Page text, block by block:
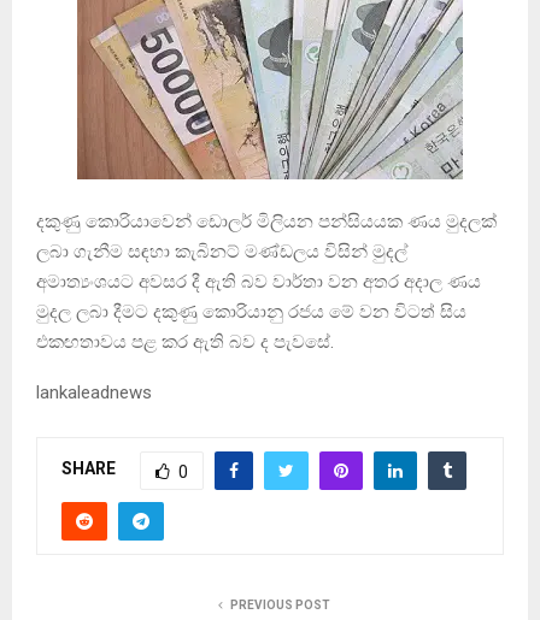
දකුණු කොරියාවෙන් ඩොලර් මිලියන පන්සියයක ණය මුදලක්
ලබා ගැනීම සඳහා කැබිනට් මණ්ඩලය විසින් මුදල්
අමාත්‍යංශයට අවසර දී ඇති බව වාර්තා වන අතර අදාල ණය
මුදල ලබා දීමට දකුණු කොරියානු රජය මේ වන විටත් සිය
එකඟතාවය පළ කර ඇති බව ද පැවසේ.
lankaleadnews
SHARE 0
PREVIOUS POST